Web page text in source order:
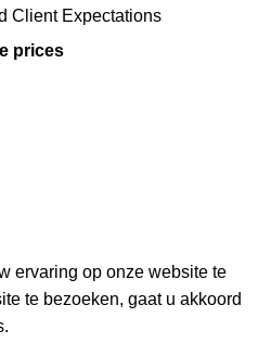
Client Expectations
prices
ervaring op onze website te
te bezoeken, gaat u akkoord